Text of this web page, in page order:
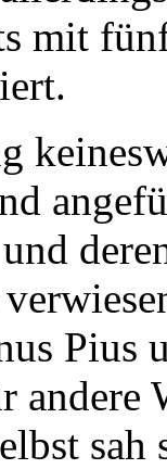
mit
Pius
andere
sah